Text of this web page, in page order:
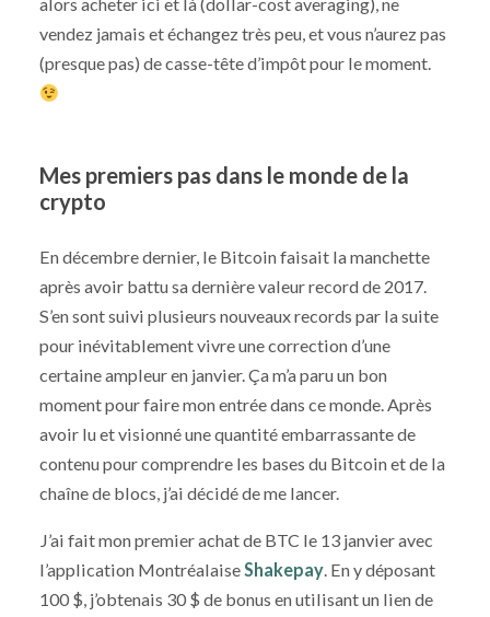
vendez jamais et échangez très peu, et vous n’aurez pas
(presque pas) de casse-tête d’impôt pour le moment.
Mes premiers pas dans le monde de la
crypto
En décembre dernier, le Bitcoin faisait la manchette
après avoir battu sa dernière valeur record de 2017.
S’en sont suivi plusieurs nouveaux records par la suite
pour inévitablement vivre une correction d’une
certaine ampleur en janvier. Ça m’a paru un bon
moment pour faire mon entrée dans ce monde. Après
avoir lu et visionné une quantité embarrassante de
contenu pour comprendre les bases du Bitcoin et de la
chaîne de blocs, j’ai décidé de me lancer.
J’ai fait mon premier achat de BTC le 13 janvier avec
l’application MontréalaiseShakepay. En y déposant
100 $, j’obtenais 30 $ de bonus en utilisant un lien de